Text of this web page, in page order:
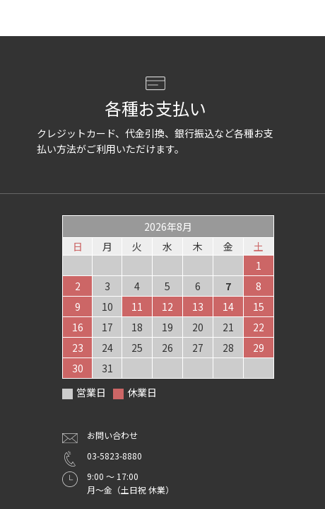
各種お支払い
クレジットカード、代金引換、銀行振込など各種お支
払い方法がご利用いただけます。
2026年8月
日
月 火 水 木 金
土
1
2
3 4 5 6 7
8
9
10 11 12 13 14
15
16
17 18 19 20 21
22
23
24 25 26 27 28
29
30
31
営業日
休業日
お問い合わせ
03-5823-8880
9:00 ～ 17:00
月～金（土日祝 休業）